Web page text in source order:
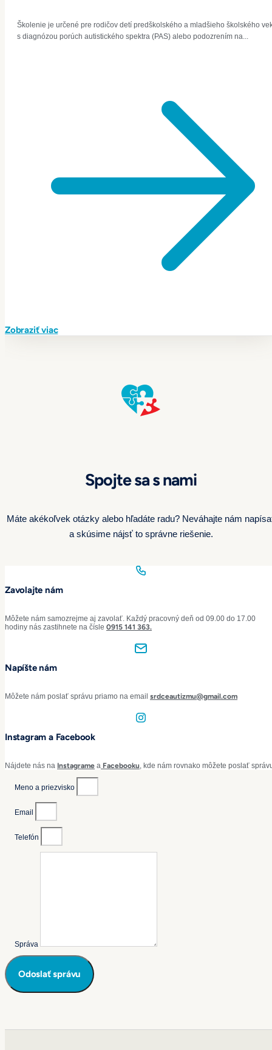
Školenie je určené pre rodičov detí predškolského a mladšieho školského
s diagnózou porúch autistického spektra (PAS) alebo podozrením na...
Zobraziť viac
Spojte sa s nami
Máte akékoľvek otázky alebo hľadáte radu? Neváhajte nám
a skúsime nájsť to správne riešenie.
Zavolajte nám
Môžete nám samozrejme aj zavolať. Každý pracovný deň od 09.00 do 17.00
hodiny nás zastihnete na čísle 0915 141 363.
Napíšte nám
Môžete nám poslať správu priamo na email srdceautizmu@gmail.com
Instagram a Facebook
Nájdete nás na Instagrame a Facebooku kde nám rovnako môžete poslať
Meno a priezvisko
Email
Telefón
Správa
Odoslať správu